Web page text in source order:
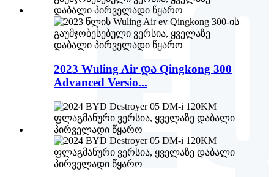
2023 Wuling Air და Qingkong 300
Advanced Versio...